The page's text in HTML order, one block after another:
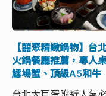
【囍聚精緻鍋物】台
火鍋餐廳推薦，專人
鱈場蟹、頂級A5和牛